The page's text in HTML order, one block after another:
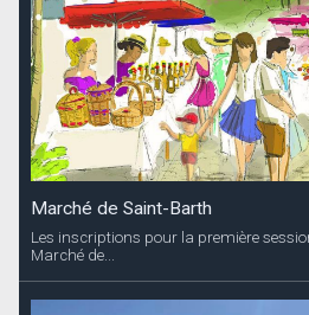
Marché de Saint-Barth
Les inscriptions pour la première
Marché de...